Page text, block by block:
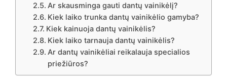
Ar skausminga gauti dantų vainikėlį?
Kiek laiko trunka dantų vainikėlio gamyba?
Kiek kainuoja dantų vainikėlis?
Kiek laiko tarnauja dantų vainikėlis?
Ar dantų vainikėliai reikalauja specialios
priežiūros?